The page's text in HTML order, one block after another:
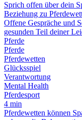
Sprich offen über dein
Beziehung zu
Offene Gespräche und
gesunden Teil deiner
Pferde
Pferde
Pferdewetten
Glücksspiel
Verantwortung
Mental Health
Pferdesport
4 min
Pferdewetten können